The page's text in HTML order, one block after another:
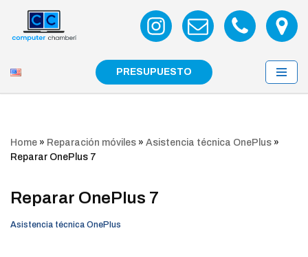
Saltar
PRESUPUESTO
Home » Reparación móviles » Asistencia técnica OnePlus »
Reparar OnePlus 7
Reparar OnePlus 7
Asistencia técnica OnePlus